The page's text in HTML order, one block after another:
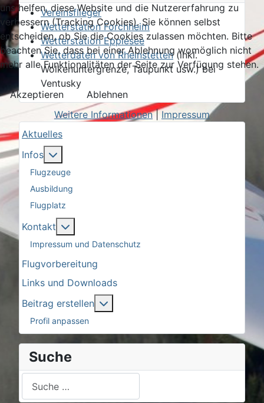
Aktuelles
Infos
Flugzeuge
Ausbildung
Flugplatz
Kontakt
Impressum und Datenschutz
Flugvorbereitung
Links und Downloads
Beitrag erstellen
Profil anpassen
Suche
Vereinsflieger
Wetterstation Forchheim
Wetterstation Epplesee
Wetterdaten von Rheinstetten(inkl.
Wolkenuntergrenze, Taupunkt usw.) bei
Ventusky
uns helfen, diese Website und die Nutzererfahrung zu
verbessern (Tracking Cookies). Sie können selbst
entscheiden, ob Sie die Cookies zulassen möchten. Bitte
beachten Sie, dass bei einer Ablehnung womöglich nicht
mehr alle Funktionalitäten der Seite zur Verfügung stehen.
Akzeptieren
Ablehnen
Weitere Informationen| Impressum